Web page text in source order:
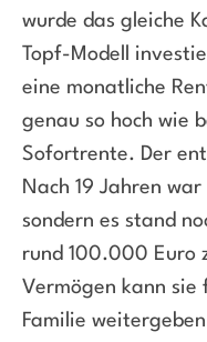
wurde das gleiche
Topf-Modell
eine monatliche
genau so hoch wie
Sofortrente. Der
Nach 19 Jahren
sondern es stand
rund 100.000 Euro
Vermögen kann sie
Familie